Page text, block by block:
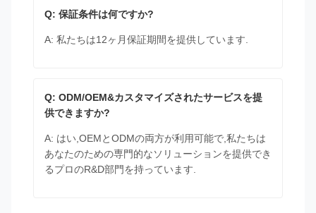
Q: 保証条件は何ですか?
A: 私たちは12ヶ月保証期間を提供しています.
Q: ODM/OEM&カスタマイズされたサービスを提
供できますか?
A: はい,OEMとODMの両方が利用可能で,私たちは
あなたのための専門的なソリューションを提供でき
るプロのR&D部門を持っています.